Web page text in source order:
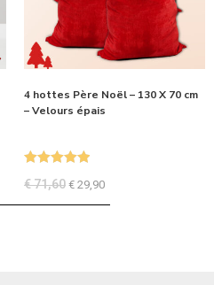
4 hottes Père Noël – 130 X 70 cm
– Velours épais
€71,60 € 29,90